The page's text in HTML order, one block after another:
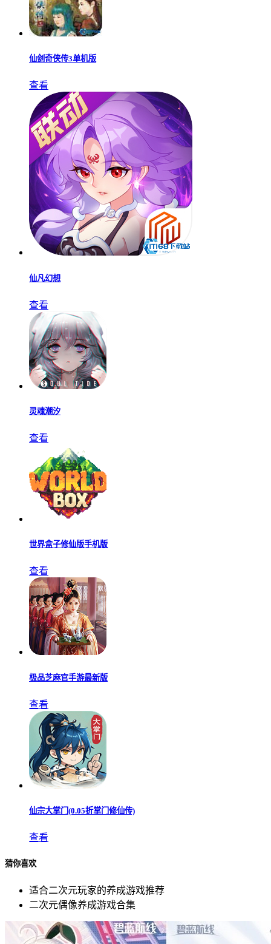
仙剑奇侠传3单机版
查看
仙凡幻想
查看
灵魂潮汐
查看
世界盒子修仙版手机版
查看
极品芝麻官手游最新版
查看
仙宗大掌门(0.05折掌门修仙传)
查看
猜你喜欢
适合二次元玩家的养成游戏推荐
二次元偶像养成游戏合集